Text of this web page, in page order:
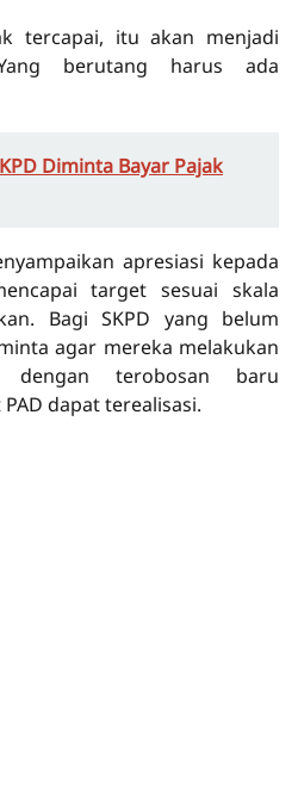
tercapai, itu akan menjadi
berutang harus ada
Diminta Bayar Pajak
apresiasi kepada
target sesuai skala
Bagi SKPD yang belum
agar mereka melakukan
dengan terobosan baru
dapat terealisasi.